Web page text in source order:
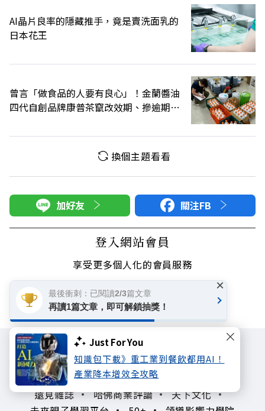
Just For You
知識包下載》重工業到餐飲都用AI！
產業降本增效全攻略
AI晶片良率的隱藏推手，竟是賣洗面乳的
日本花王
曾言「做食品的人要有良心」！金蘭醬油
四代自創品牌康普茶竄改效期、摻逾期原
換個主題看看
加好友 關注FB
登入網站會員
享受更多個人化的會員服務
會員登入
遠見雜誌 哈佛商業評論
天下文化
最後衝刺：已閱讀2/3篇文章
再讀1篇文章，即可解鎖抽獎！
×